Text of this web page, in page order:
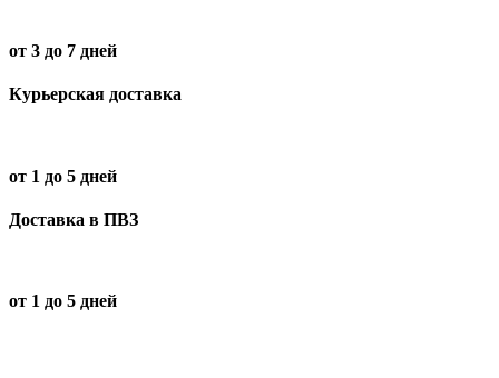
от 3 до 7 дней
Курьерская доставка
от 1 до 5 дней
Доставка в ПВЗ
от 1 до 5 дней